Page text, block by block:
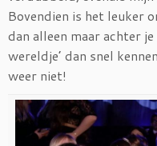
Bovendien is het leuker
dan alleen maar achter
wereldje’ dan snel
weer niet!